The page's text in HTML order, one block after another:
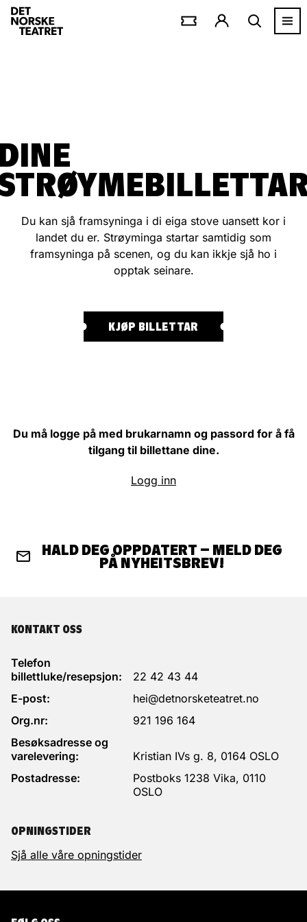
Du kan sjå framsyninga i di eiga stove uansett kor i
landet du er. Strøyminga startar samtidig som
framsyninga på scenen, og du kan ikkje sjå ho i
opptak seinare.
KJØP BILLETTAR
Du må logge på med brukarnamn og passord for å få
tilgang til billettane dine.
Logg inn
HALD DEG OPPDATERT – MELD DEG
PÅ NYHEITSBREV!
KONTAKT OSS
Telefon
billettluke/resepsjon:
22 42 43 44
E-post:
hei@detnorsketeatret.no
Org.nr:
921 196 164
Besøksadresse og
varelevering:
Kristian IVs g. 8, 0164 OSLO
Postadresse:
Postboks 1238 Vika, 0110
OSLO
OPNINGSTIDER
Sjå alle våre opningstider